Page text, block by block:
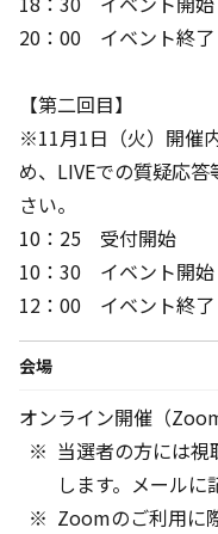
20：00 イベント終了
【第二回目】
※11月1日（火）開催
め、LIVEでの質疑応
さい。
10：25 受付開始
10：30 イベント開始
12：00 イベント終了
会場
オンライン開催（
当選者の方には視
します。メールに
Zoomのご利用に